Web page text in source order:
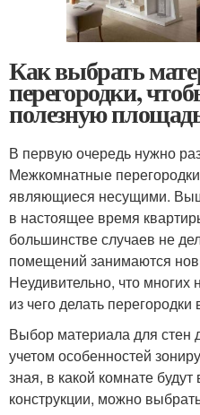
Как выбрать
перегородки,
полезную
В первую очередь нужно
Межкомнатные
являющиеся несущими.
в настоящее время
большинстве случаев не
помещений занимаются
Неудивительно, что многих
из чего делать
Выбор материала для стен
учетом особенностей
зная, в какой комнате
конструкции, можно